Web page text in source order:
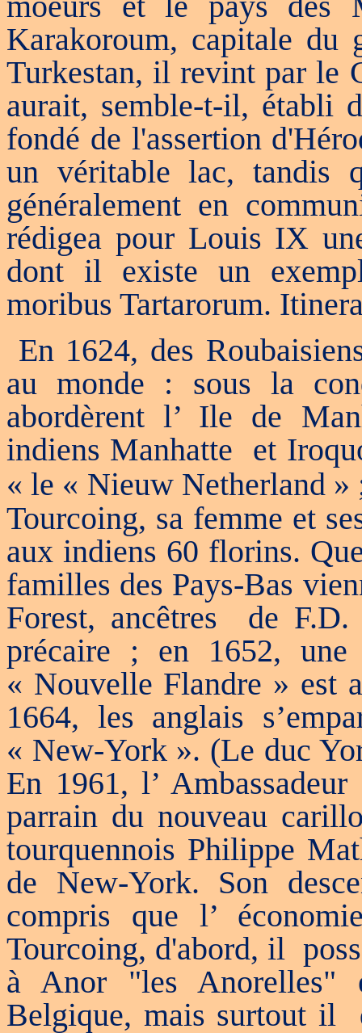
Karakoroum, capitale du
Turkestan, il revint par le
aurait, semble-t-il, établi
fondé de l'assertion
un véritable lac, tandis
généralement en
rédigea pour Louis IX
dont il existe un
moribus Tartarorum.
En 1624, des
au monde : sous la
abordèrent l’ Ile de
indiens Manhatte et
« le « Nieuw Netherland
Tourcoing, sa femme et
aux indiens 60 florins.
familles des Pays-Bas
Forest, ancêtres
de
précaire ; en 1652,
« Nouvelle Flandre » est
1664, les anglais
« New-York ». (Le duc
En 1961, l’
parrain du nouveau
tourquennois Philippe
de New-York. Son
compris que l’
Tourcoing, d'abord, il
à Anor "les Anorelles"
Belgique, mais surtout il